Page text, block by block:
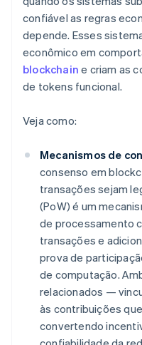
confiável as regras
depende. Esses
econômico em
blockchain e criam as
de tokens funcional.
Veja como:
Mecanismos de
consenso em
transações sejam
(PoW) é um
de processamento
transações e
prova de
de computação.
relacionados —
às contribuições
convertendo